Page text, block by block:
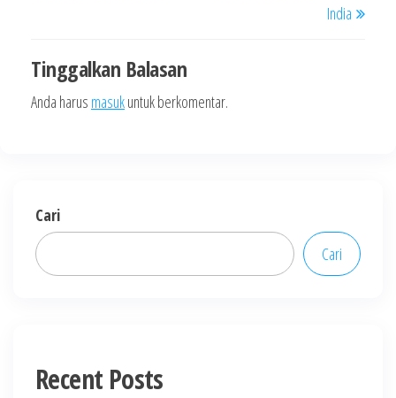
India
Tinggalkan Balasan
Anda harus masukuntuk berkomentar.
Cari
Cari
Recent Posts